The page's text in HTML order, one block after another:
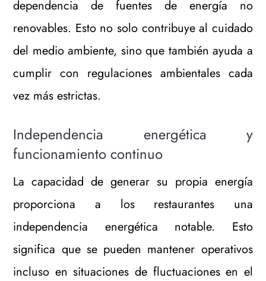
dependencia de fuentes de energía no
renovables. Esto no solo contribuye al cuidado
del medio ambiente, sino que también ayuda a
cumplir con regulaciones ambientales cada
vez más estrictas.
Independencia energética y
funcionamiento continuo
La capacidad de generar su propia energía
proporciona a los restaurantes una
independencia energética notable. Esto
significa que se pueden mantener operativos
incluso en situaciones de fluctuaciones en el